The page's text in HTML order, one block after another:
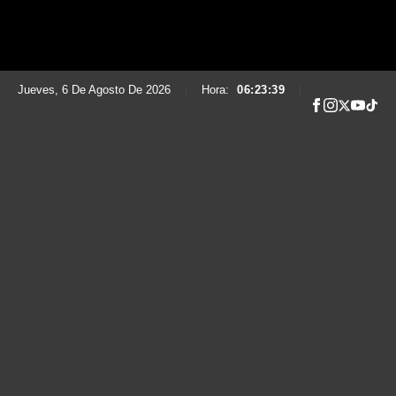
Jueves, 6 De Agosto De 2026 Hora: 06:23:41